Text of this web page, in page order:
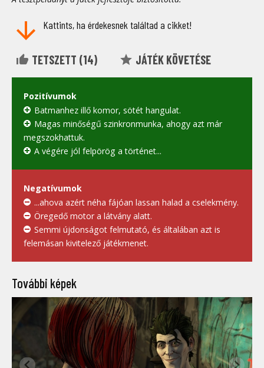
Kattints, ha érdekesnek találtad a cikket!
TETSZETT (14) JÁTÉK KÖVETÉSE
Pozitívumok
Batmanhez illő komor, sötét hangulat.
Magas minőségű szinkronmunka, ahogy azt már
megszokhattuk.
A végére jól felpörög a történet...
Negatívumok
...ahova azért néha fájóan lassan halad a cselekmény.
Öregedő motor a látvány alatt.
Semmi újdonságot felmutató, és általában azt is
felemásan kivitelező játékmenet.
További képek